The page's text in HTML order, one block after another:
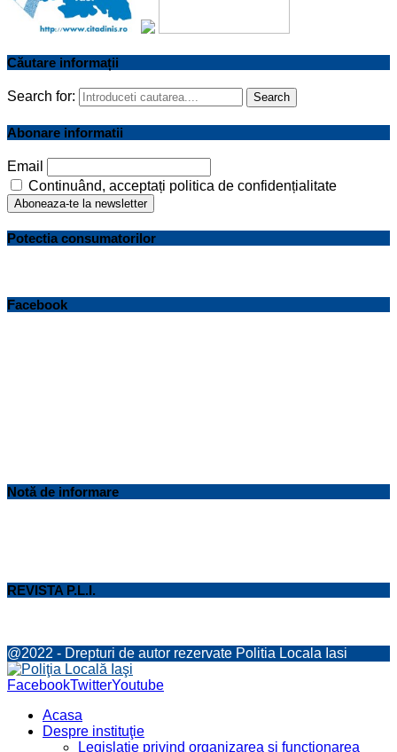
Căutare informații
Search for: Search
Abonare informatii
Email
Continuând, acceptați politica de confidențialitate
Potectia consumatorilor
Facebook
Notă de informare
REVISTA P.L.I.
@2022 - Drepturi de autor rezervate Politia Locala Iasi
FacebookTwitterYoutube
Acasa
Despre instituţie
Legislaţie privind organizarea şi funcţionarea